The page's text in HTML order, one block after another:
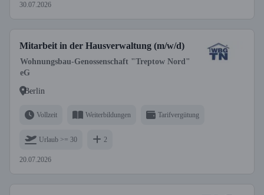
30.07.2026
Mitarbeit in der Hausverwaltung (m/w/d)
Wohnungsbau-Genossenschaft "Treptow Nord"
eG
Berlin
Vollzeit Weiterbildungen Tarifvergütung
Urlaub >= 30 2
20.07.2026